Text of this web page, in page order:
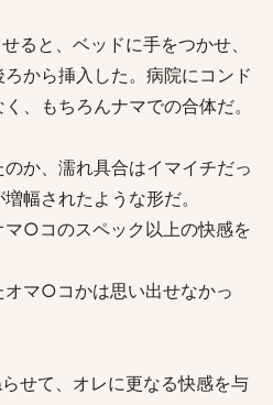
ると、ベッドに手をつかせ、
から挿入した。病院にコンド
、もちろんナマでの合体だ。
か、濡れ具合はイマイチだっ
幅されたような形だ。
○コのスペック以上の快感を
オマ○コかは思い出せなかっ
せて、オレに更なる快感を与